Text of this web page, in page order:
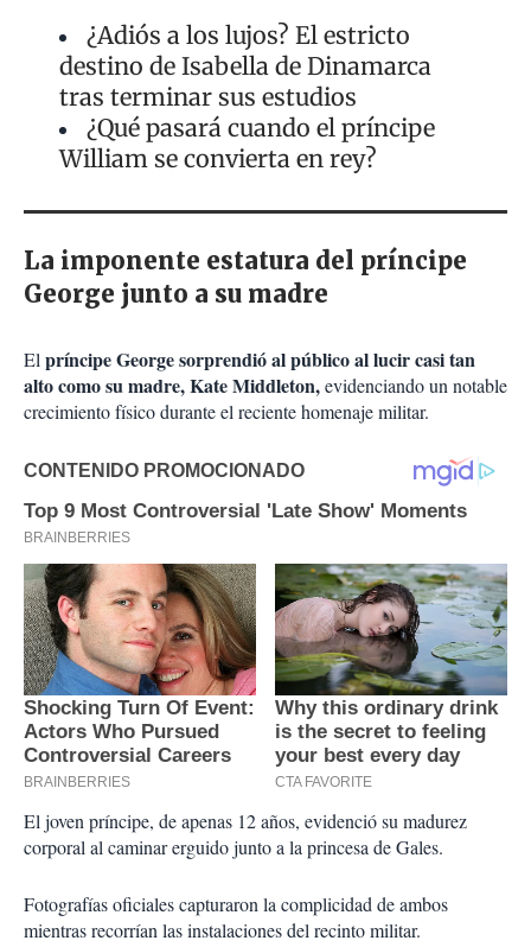
¿Adiós a los lujos? El estricto
destino de Isabella de Dinamarca
tras terminar sus estudios
¿Qué pasará cuando el príncipe
William se convierta en rey?
La imponente estatura del príncipe
George junto a su madre
Elpríncipe George sorprendió al público al lucir casi tan
alto como su madre, Kate Middleton,evidenciando un notable
crecimiento físico durante el reciente homenaje militar.
El joven príncipe, de apenas 12 años, evidenció su madurez
corporal al caminar erguido junto a la princesa de Gales.
Fotografías oficiales capturaron la complicidad de ambos
mientras recorrían las instalaciones del recinto militar.